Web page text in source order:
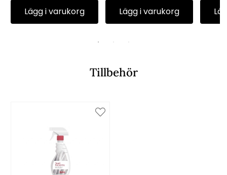
Lägg i varukorg Lägg i varukorg
Tillbehör